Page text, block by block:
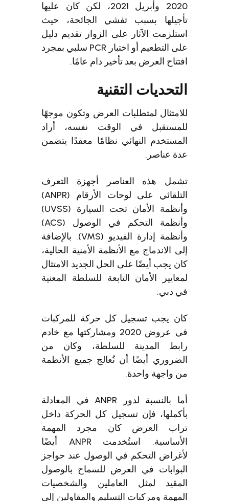
2020 وأبريل 2021، لكن كان عليها
تأجيلها بسبب تفشي الجائحة، حيث
استلزمت الآثار على الزوار تقديم دليل
على التطعيم أو اختبار PCR سلبي بمجرد
افتتاح العرض بعد تأخير دام عامًا.
التحديات التقنية
للامتثال لمتطلبات العرض وتكون موجهًا
للمستقبل في الوقت نفسه، أراد
المستخدم النهائي نظامًا معقدًا يتضمن
عدة عناصر.
تشمل هذه العناصر أجهزة التعرف
التلقائي على لوحات الأرقام (ANPR)
وأنظمة الأمان تحت السيارة (UVSS)
وأنظمة التحكم في الوصول (ACS)
وأنظمة إدارة الفيديو (VMS). بالإضافة
إلى الاندماج مع الأنظمة الأمنية الحالية،
كان يجب أيضًا على الحل الجديد الامتثال
لمعايير الأمان التابعة للسلطة المعنية
كان يجب تسجيل كل حركة للمركبات
في عروض 2020 ومشاركتها مع خادم
رابط المدينة للسلطة، وكان من
الضروري أيضًا أن تُعالج جميع الأنظمة
من واجهة واحدة.
أما بالنسبة لدور ANPR في المعادلة
بأكملها، فإن تسجيل كل الحركة داخل
تراب العرض كان مجرد المهمة
الأساسية. استُخدمت ANPR أيضًا
لأغراض التحكم في الوصول عند حواجز
البوابات في العرض للسماح بالوصول
المقيد لمثل العاملين والشخصيات
المهمة ومركبات التسليم والمقاولين إلى